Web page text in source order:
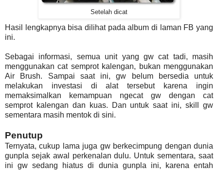
Setelah dicat
Hasil lengkapnya bisa dilihat pada album di laman FB yang
ini.
Sebagai informasi, semua unit yang gw cat tadi, masih
menggunakan cat semprot kalengan, bukan menggunakan
Air Brush. Sampai saat ini, gw belum bersedia untuk
melakukan investasi di alat tersebut karena ingin
memaksimalkan kemampuan ngecat gw dengan cat
semprot kalengan dan kuas. Dan untuk saat ini, skill gw
sementara masih mentok di sini.
Penutup
Ternyata, cukup lama juga gw berkecimpung dengan dunia
gunpla sejak awal perkenalan dulu. Untuk sementara, saat
ini gw sedang hiatus di dunia gunpla ini, karena entah